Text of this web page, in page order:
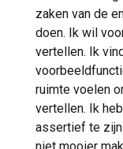
zaken van de
doen. Ik wil
vertellen. Ik
ruimte voelen
vertellen. Ik
assertief te zijn